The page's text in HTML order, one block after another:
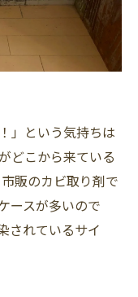
」という気持ちは
どこから来ている
販のカビ取り剤で
ースが多いので
されているサイ